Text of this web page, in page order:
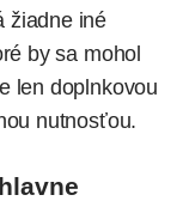
žiadne iné
by sa mohol
len doplnkovou
nutnosťou.